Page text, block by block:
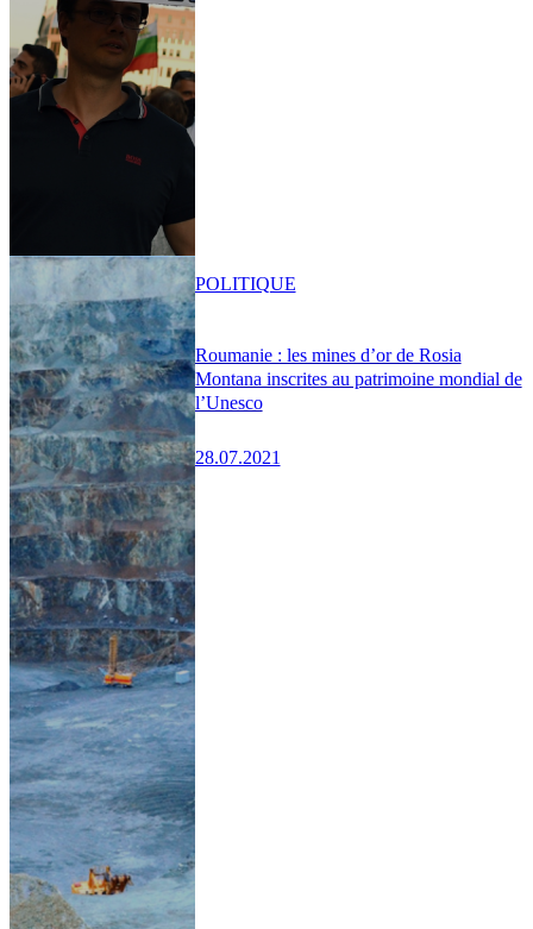
Roumanie : les mines d’or de Rosia
Montana inscrites au patrimoine mondial de
l’Unesco
28.07.2021
POLITIQUE